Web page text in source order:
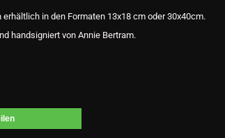
in den Formaten 13x18 cm oder 30x40cm.
handsigniert von Annie Bertram.